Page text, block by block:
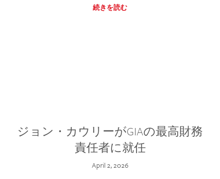
続きを読む
ジョン・カウリーがGIAの最高財務
責任者に就任
April 2, 2026